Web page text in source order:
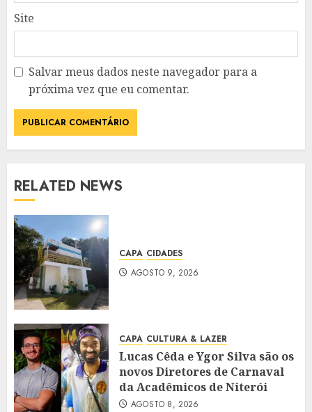
Site
Salvar meus dados neste navegador para a
próxima vez que eu comentar.
RELATED NEWS
CAPA CIDADES
AGOSTO 9, 2026
CAPA CULTURA & LAZER
Lucas Cêda e Ygor Silva são os
novos Diretores de Carnaval
da Acadêmicos de Niterói
AGOSTO 8, 2026